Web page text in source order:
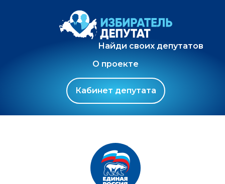
Найди своих депутатов
О проекте
Кабинет депутата